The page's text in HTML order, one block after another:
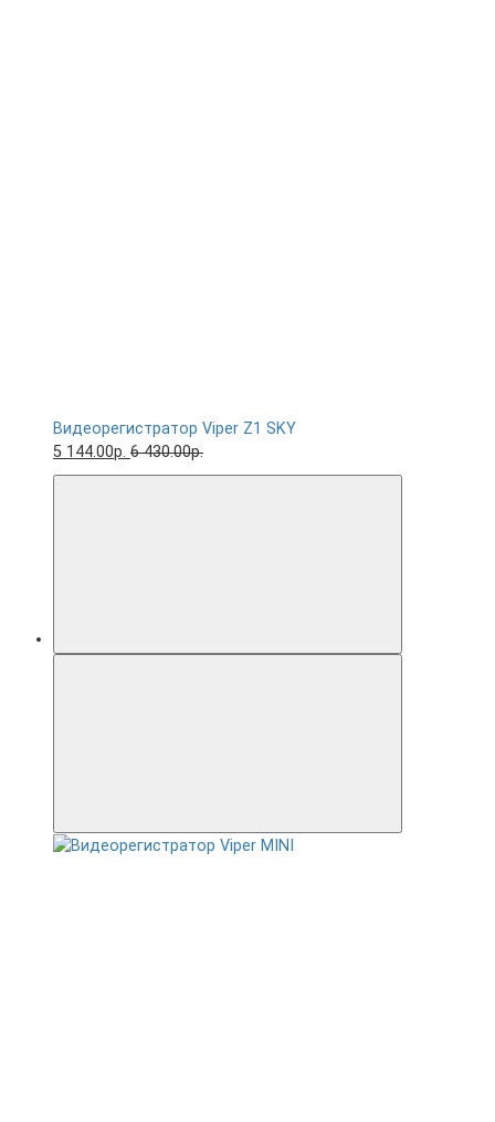
Видеорегистратор Viper Z1 SKY
5 144.00р. 6 430.00р.